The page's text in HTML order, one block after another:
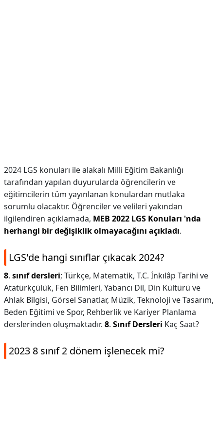
2024 LGS konuları ile alakalı Milli Eğitim Bakanlığı
tarafından yapılan duyurularda öğrencilerin ve
eğitimcilerin tüm yayınlanan konulardan mutlaka
sorumlu olacaktır. Öğrenciler ve velileri yakından
ilgilendiren açıklamada, MEB 2022 LGS Konuları 'nda
herhangi bir değişiklik olmayacağını açıkladı.
LGS'de hangi sınıflar çıkacak 2024?
8. sınıf dersleri; Türkçe, Matematik, T.C. İnkılâp Tarihi ve
Atatürkçülük, Fen Bilimleri, Yabancı Dil, Din Kültürü ve
Ahlak Bilgisi, Görsel Sanatlar, Müzik, Teknoloji ve Tasarım,
Beden Eğitimi ve Spor, Rehberlik ve Kariyer Planlama
derslerinden oluşmaktadır. 8. Sınıf Dersleri Kaç Saat?
2023 8 sınıf 2 dönem işlenecek mi?